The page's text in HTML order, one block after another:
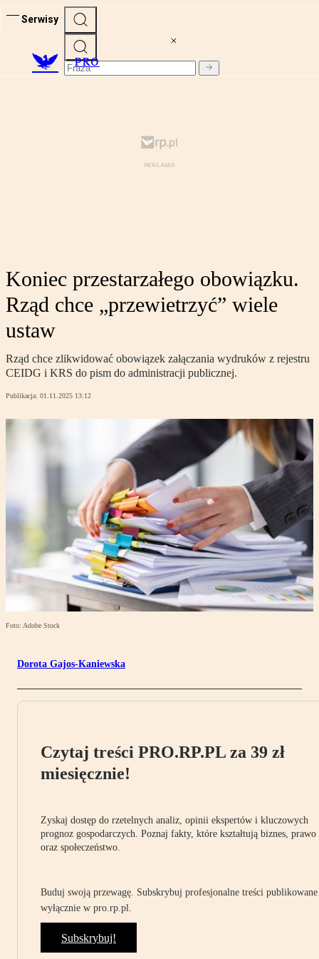
Serwisy
PRO
Koniec przestarzałego obowiązku.
Rząd chce „przewietrzyć” wiele
ustaw
Rząd chce zlikwidować obowiązek załączania wydruków z rejestru
CEIDG i KRS do pism do administracji publicznej.
Publikacja: 01.11.2025 13:12
Foto: Adobe Stock
Dorota Gajos-Kaniewska
Czytaj treści PRO.RP.PL za 39 zł
miesięcznie!
Zyskaj dostęp do rzetelnych analiz, opinii ekspertów i kluczowych
prognoz gospodarczych. Poznaj fakty, które kształtują biznes, prawo
oraz społeczeństwo.
Buduj swoją przewagę. Subskrybuj profesjonalne treści publikowane
wyłącznie w pro.rp.pl.
Subskrybuj!